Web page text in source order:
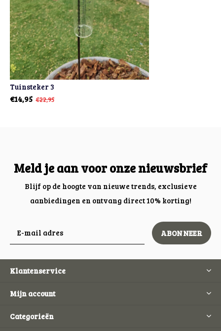
Tuinsteker 3
€14,95 €22,95
Meld je aan voor onze nieuwsbrief
Blijf op de hoogte van nieuwe trends, exclusieve
aanbiedingen en ontvang direct 10% korting!
ABONNEER
Klantenservice
Mijn account
Categorieën